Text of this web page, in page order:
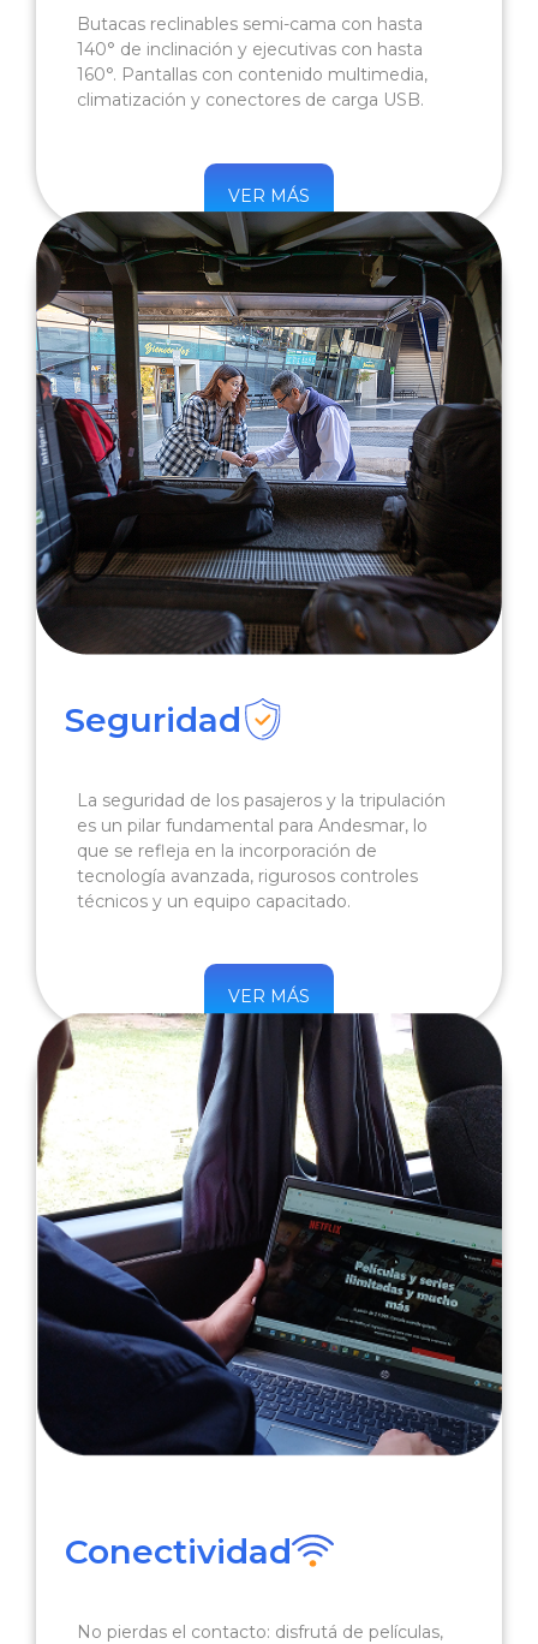
Butacas reclinables semi-cama con hasta
140° de inclinación y ejecutivas con hasta
160°. Pantallas con contenido multimedia,
climatización y conectores de carga USB.
VER MÁS
Seguridad
La seguridad de los pasajeros y la tripulación
es un pilar fundamental para Andesmar, lo
que se refleja en la incorporación de
tecnología avanzada, rigurosos controles
técnicos y un equipo capacitado.
VER MÁS
Conectividad
No pierdas el contacto: disfrutá de películas,